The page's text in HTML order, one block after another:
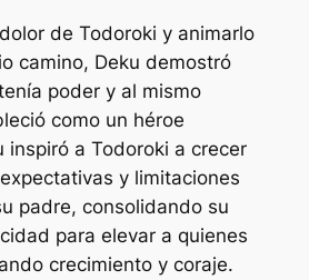
de Todoroki y animarlo
camino, Deku demostró
poder y al mismo
como un héroe
inspiró a Todoroki a crecer
y limitaciones
padre, consolidando su
para elevar a quienes
crecimiento y coraje.